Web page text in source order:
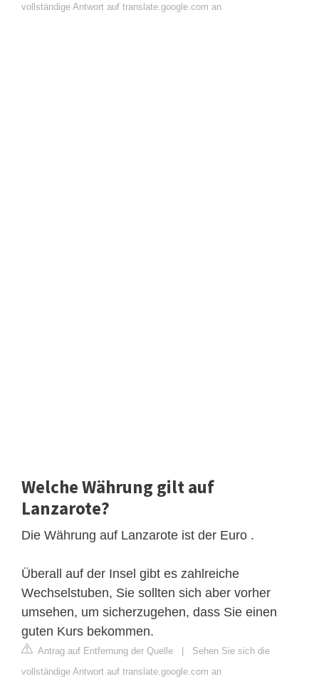
vollständige Antwort auf translate.google.com an
Welche Währung gilt auf
Lanzarote?
Die Währung auf Lanzarote ist der Euro .
Überall auf der Insel gibt es zahlreiche
Wechselstuben, Sie sollten sich aber vorher
umsehen, um sicherzugehen, dass Sie einen
guten Kurs bekommen.
Antrag auf Entfernung der Quelle | Sehen Sie sich die
vollständige Antwort auf translate.google.com an